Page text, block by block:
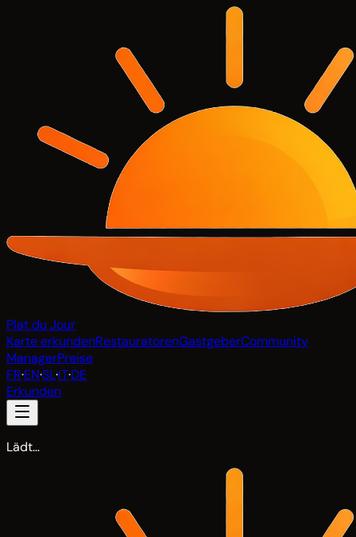
Plat du Jour
Karte erkundenRestauratorenGastgeberCommunity
ManagerPreise
FR·EN·SL·IT·DE
Erkunden
Lädt…